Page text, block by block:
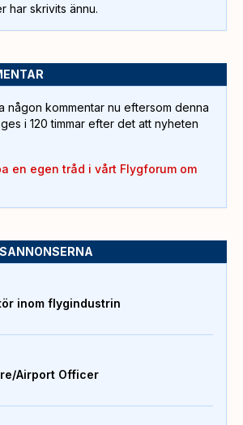
har skrivits ännu.
någon kommentar nu eftersom denna
i 120 timmar efter det att nyheten
en egen tråd i vårt Flygforum om
inom flygindustrin
Airport Officer